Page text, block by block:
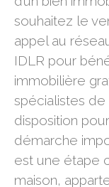
souhaitez le
appel au
IDLR pour
immobilière
spécialistes de
disposition
démarche
est une étape
maison,